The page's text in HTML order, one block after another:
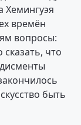
Хемингуэя
времён
вопросы:
что
быть